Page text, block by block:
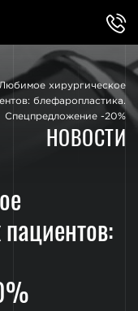
хирургическое
блефаропластика.
Спецпредложение -20%
НОВОСТИ